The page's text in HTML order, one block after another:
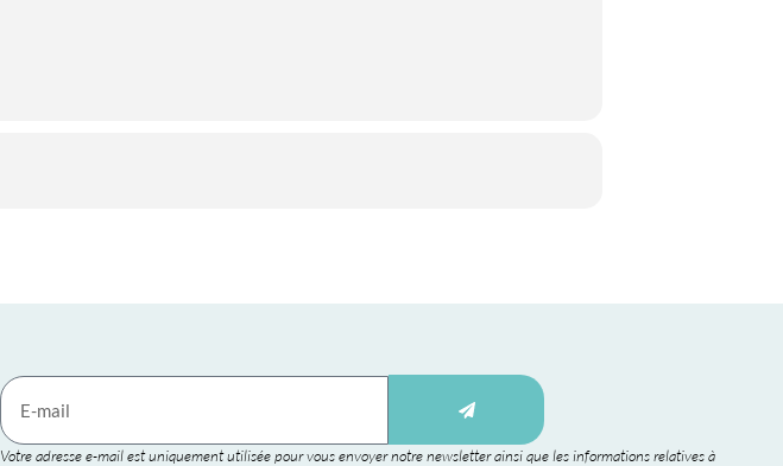
Votre adresse e-mail est uniquement utilisée pour vous envoyer notre newsletter ainsi que les informations relatives à